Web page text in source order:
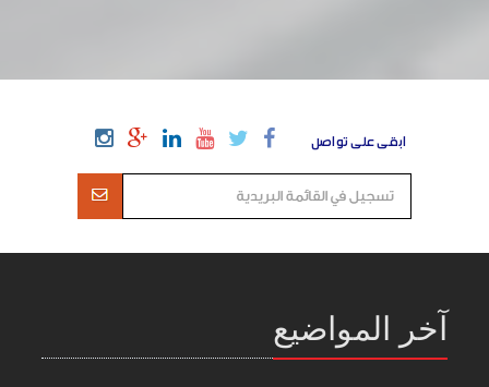
ابقى على تواصل
آخر المواضيع